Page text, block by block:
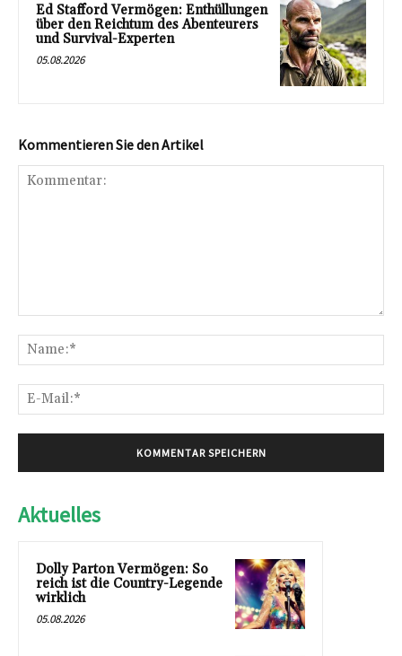
Ed Stafford Vermögen: Enthüllungen
über den Reichtum des Abenteurers
und Survival-Experten
05.08.2026
Kommentieren Sie den Artikel
Aktuelles
Dolly Parton Vermögen: So
reich ist die Country-Legende
wirklich
05.08.2026